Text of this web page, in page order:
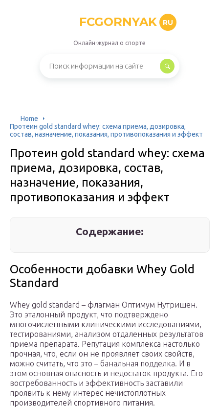
FCGORNYAK RU
Онлайн-журнал о спорте
Home
Протеин gold standard whey: схема приема, дозировка,
состав, назначение, показания, противопоказания и эффект
Протеин gold standard whey: схема
приема, дозировка, состав,
назначение, показания,
противопоказания и эффект
Содержание:
Особенности добавки Whey Gold
Standard
Whey gold standard – флагман Оптимум Нутришен.
Это эталонный продукт, что подтверждено
многочисленными клиническими исследованиями,
тестированиями, анализом отдаленных результатов
приема препарата. Репутация комплекса настолько
прочная, что, если он не проявляет своих свойств,
можно считать, что это – банальная подделка. И в
этом основная опасность и недостаток продукта. Его
востребованность и эффективность заставили
проявить к нему интерес нечистоплотных
производителей спортивного питания.